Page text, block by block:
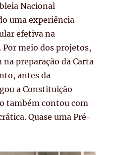
Nacional
uma experiência
efetiva na
meio dos projetos,
preparação da Carta
antes da
a Constituição
também contou com
Quase uma Pré-